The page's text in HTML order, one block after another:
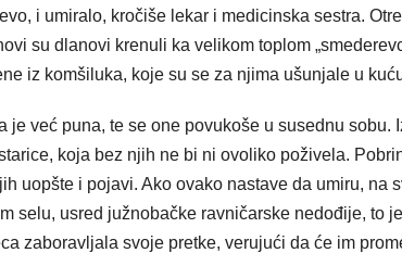
i umiralo, kročiše lekar i medicinska sestra.
su dlanovi krenuli ka velikom toplom
iz komšiluka, koje su se za njima ušunjale u
je već puna, te se one povukoše u susednu sobu.
koja bez njih ne bi ni ovoliko poživela.
uopšte i pojavi. Ako ovako nastave da umiru, na
selu, usred južnobačke ravničarske nedođije, to
zaboravljala svoje pretke, verujući da će im